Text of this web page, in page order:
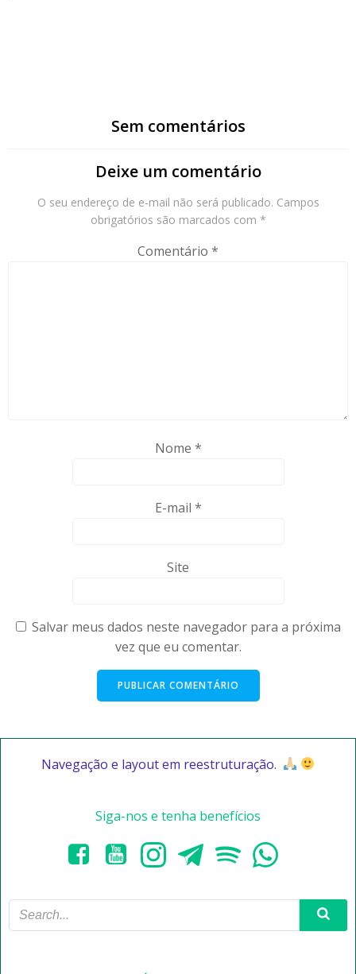
Sem comentários
Deixe um comentário
O seu endereço de e-mail não será publicado. Campos
obrigatórios são marcados com *
Comentário *
Nome *
E-mail *
Site
Salvar meus dados neste navegador para a próxima
vez que eu comentar.
Navegação e layout em reestruturação.
Siga-nos e tenha benefícios